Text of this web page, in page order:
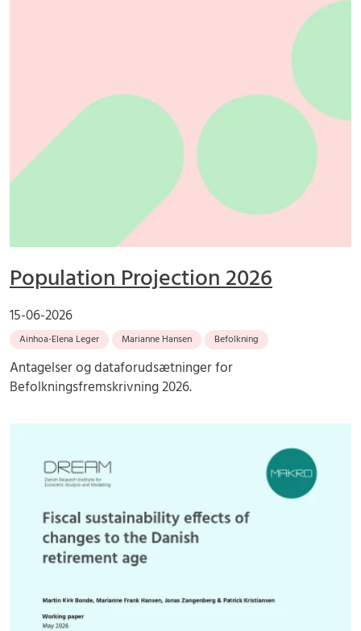
Population Projection 2026
15-06-2026
Ainhoa-Elena Leger Marianne Hansen Befolkning
Antagelser og dataforudsætninger for
Befolkningsfremskrivning 2026.